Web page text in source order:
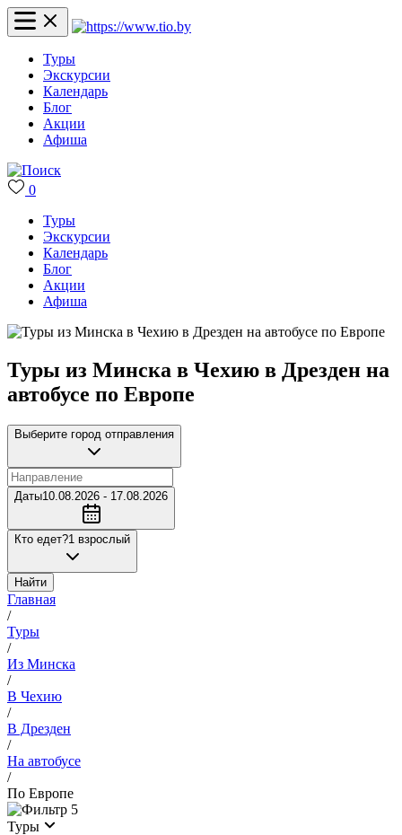
Туры
Экскурсии
Календарь
Блог
Акции
Афиша
0
Туры
Экскурсии
Календарь
Блог
Акции
Афиша
Туры из Минска в Чехию в Дрезден на
автобусе по Европе
Выберите город отправления
Даты10.08.2026 - 17.08.2026
Кто едет?1 взрослый
Найти
Главная
/
Туры
/
Из Минска
/
В Чехию
/
В Дрезден
/
На автобусе
/
По Европе
5
Туры